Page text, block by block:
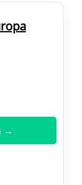
→